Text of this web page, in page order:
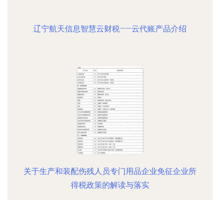
辽宁航天信息智慧云财税——云代账产品介绍
关于生产和装配伤残人员专门用品企业免征企业所
得税政策的解读与落实